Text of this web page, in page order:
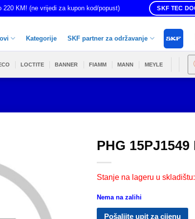
220 KM! (ne vrijedi za kupon kod/popust) SKF TEC
Kategorije SKF partner za održavanje
LOCTITE BANNER FIAMM MANN MEYLE
PHG 15PJ1549
Stanje na lageru u skladištu:
Nema na zalihi
Pošaljite upit za cijenu